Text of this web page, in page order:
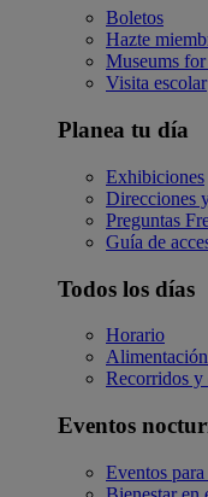
Boletos
Hazte
Museums
Visita escolar
Planea tu día
Exhibiciones
Direcciones
Preguntas
Guía de
Todos los días
Horario
Recorridos y
Eventos
Eventos